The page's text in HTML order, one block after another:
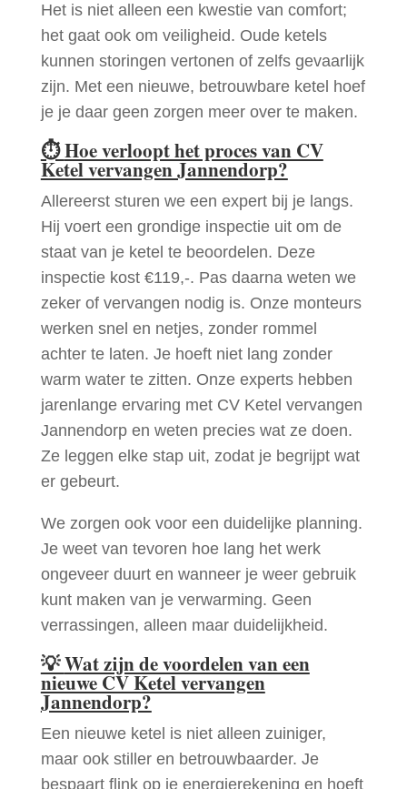
Het is niet alleen een kwestie van comfort;
het gaat ook om veiligheid. Oude ketels
kunnen storingen vertonen of zelfs gevaarlijk
zijn. Met een nieuwe, betrouwbare ketel hoef
je je daar geen zorgen meer over te maken.
⏱Hoe verloopt het proces van CV
Ketel vervangen Jannendorp?
Allereerst sturen we een expert bij je langs.
Hij voert een grondige inspectie uit om de
staat van je ketel te beoordelen. Deze
inspectie kost €119,-. Pas daarna weten we
zeker of vervangen nodig is. Onze monteurs
werken snel en netjes, zonder rommel
achter te laten. Je hoeft niet lang zonder
warm water te zitten. Onze experts hebben
jarenlange ervaring met CV Ketel vervangen
Jannendorp en weten precies wat ze doen.
Ze leggen elke stap uit, zodat je begrijpt wat
er gebeurt.
We zorgen ook voor een duidelijke planning.
Je weet van tevoren hoe lang het werk
ongeveer duurt en wanneer je weer gebruik
kunt maken van je verwarming. Geen
verrassingen, alleen maar duidelijkheid.
💡Wat zijn de voordelen van een
nieuwe CV Ketel vervangen
Jannendorp?
Een nieuwe ketel is niet alleen zuiniger,
maar ook stiller en betrouwbaarder. Je
bespaart flink op je energierekening en hoeft